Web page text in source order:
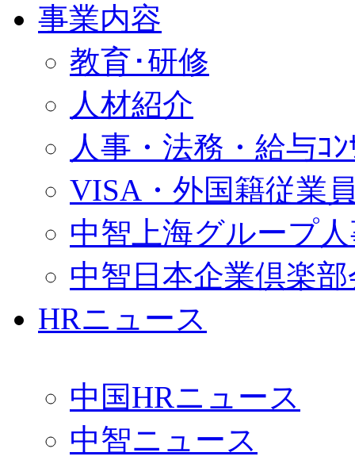
事業内容
教育･研修
人材紹介
人事・法務・給与ｺﾝ
VISA・外国籍従業
中智上海グループ
中智日本企業倶楽
HRニュース
中国HRニュース
中智ニュース